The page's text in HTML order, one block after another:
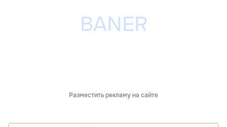
Разместить рекламу на сайте